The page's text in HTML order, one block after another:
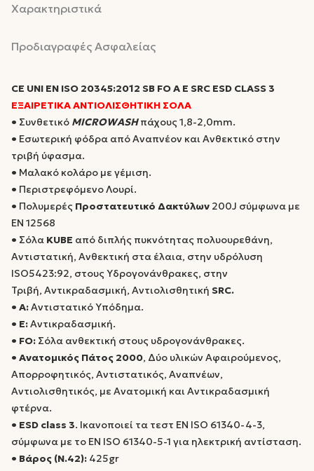
Χαρακτηριστικά
Προδιαγραφές Ασφαλείας
CE UNI EN ISO 20345:2012 SB FO A E SRC ESD CLASS 3
ΕΞΑΙΡΕΤΙΚΑ ΑΝΤΙΟΛΙΣΘΗΤΙΚΗ ΣΟΛΑ
• Συνθετικό MICROWASHπάχους 1,8-2,0mm.
• Εσωτερική φόδρα από Αναπνέον και Ανθεκτικό στην
τριβή ύφασμα.
• Μαλακό κολάρο με γέμιση.
• Περιστρεφόμενο Λουρί.
• Πολυμερές Προστατευτικό Δακτύλων 200J σύμφωνα με
EN 12568
• Σόλα KUBE από διπλής πυκνότητας πολυουρεθάνη,
Αντιστατική, Ανθεκτική στα έλαια, στην υδρόλυση
ISO5423:92, στους Υδρογονάνθρακες, στην
Τριβή, Αντικραδασμική, Αντιολισθητική SRC.
• Α:Αντιστατικό Υπόδημα.
• Ε:Αντικραδασμική.
• FO: Σόλα ανθεκτική στους υδρογονάνθρακες.
• Ανατομικός Πάτος 2000, Δύο υλικών Αφαιρούμενος,
Απορροφητικός, Αντιστατικός, Αναπνέων,
Αντιολισθητικός, με Ανατομική και Αντικραδασμική
φτέρνα.
• ΕSD class 3. Ικανοποιεί τα τεστ EN ISO 61340-4-3,
σύμφωνα με το EN ISO 61340-5-1 για ηλεκτρική αντίσταση.
• Βάρος (Ν.42): 425gr